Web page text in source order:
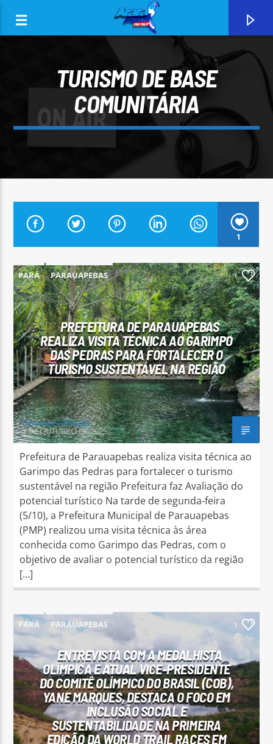
CURRENT TRACK
ARARA AZUL FM 96,9
Arara Azul FM
TURISMO DE BASE
COMUNITÁRIA
1
PARÁ PARAUAPEBAS 1
PREFEITURA DE PARAUAPEBAS
REALIZA VISITA TÉCNICA AO GARIMPO
DAS PEDRAS PARA FORTALECER O
TURISMO SUSTENTÁVEL NA REGIÃO
Henrique Gonzaga
7 DE OUTUBRO DE 2025
Prefeitura de Parauapebas realiza visita técnica ao
Garimpo das Pedras para fortalecer o turismo
sustentável na região Prefeitura faz Avaliação do
potencial turístico Na tarde de segunda-feira
(5/10), a Prefeitura Municipal de Parauapebas
(PMP) realizou uma visita técnica às área
conhecida como Garimpo das Pedras, com o
objetivo de avaliar o potencial turístico da região
[…]
PARÁ PARAUAPEBAS 1
ENTREVISTA COM A MEDALHISTA
OLÍMPICA E ATUAL VICE-PRESIDENTE
DO COMITÊ OLÍMPICO DO BRASIL (COB),
YANE MARQUES, DESTACA O FOCO EM
INCLUSÃO SOCIAL E
SUSTENTABILIDADE NA PRIMEIRA
EDIÇÃO DA WORLD TRAIL RACES EM